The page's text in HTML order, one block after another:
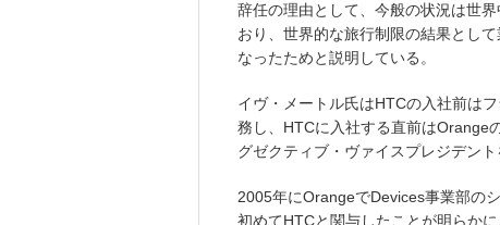
辞任の理由として、今般の状況は世
おり、世界的な旅行制限の結果とし
なったためと説明している。
イヴ・メートル氏はHTCの入社前は
務し、HTCに入社する直前はOrange
グゼクティブ・ヴァイスプレジデント
2005年にOrangeでDevices事業部の
初めてHTCと関与したことが明らかに